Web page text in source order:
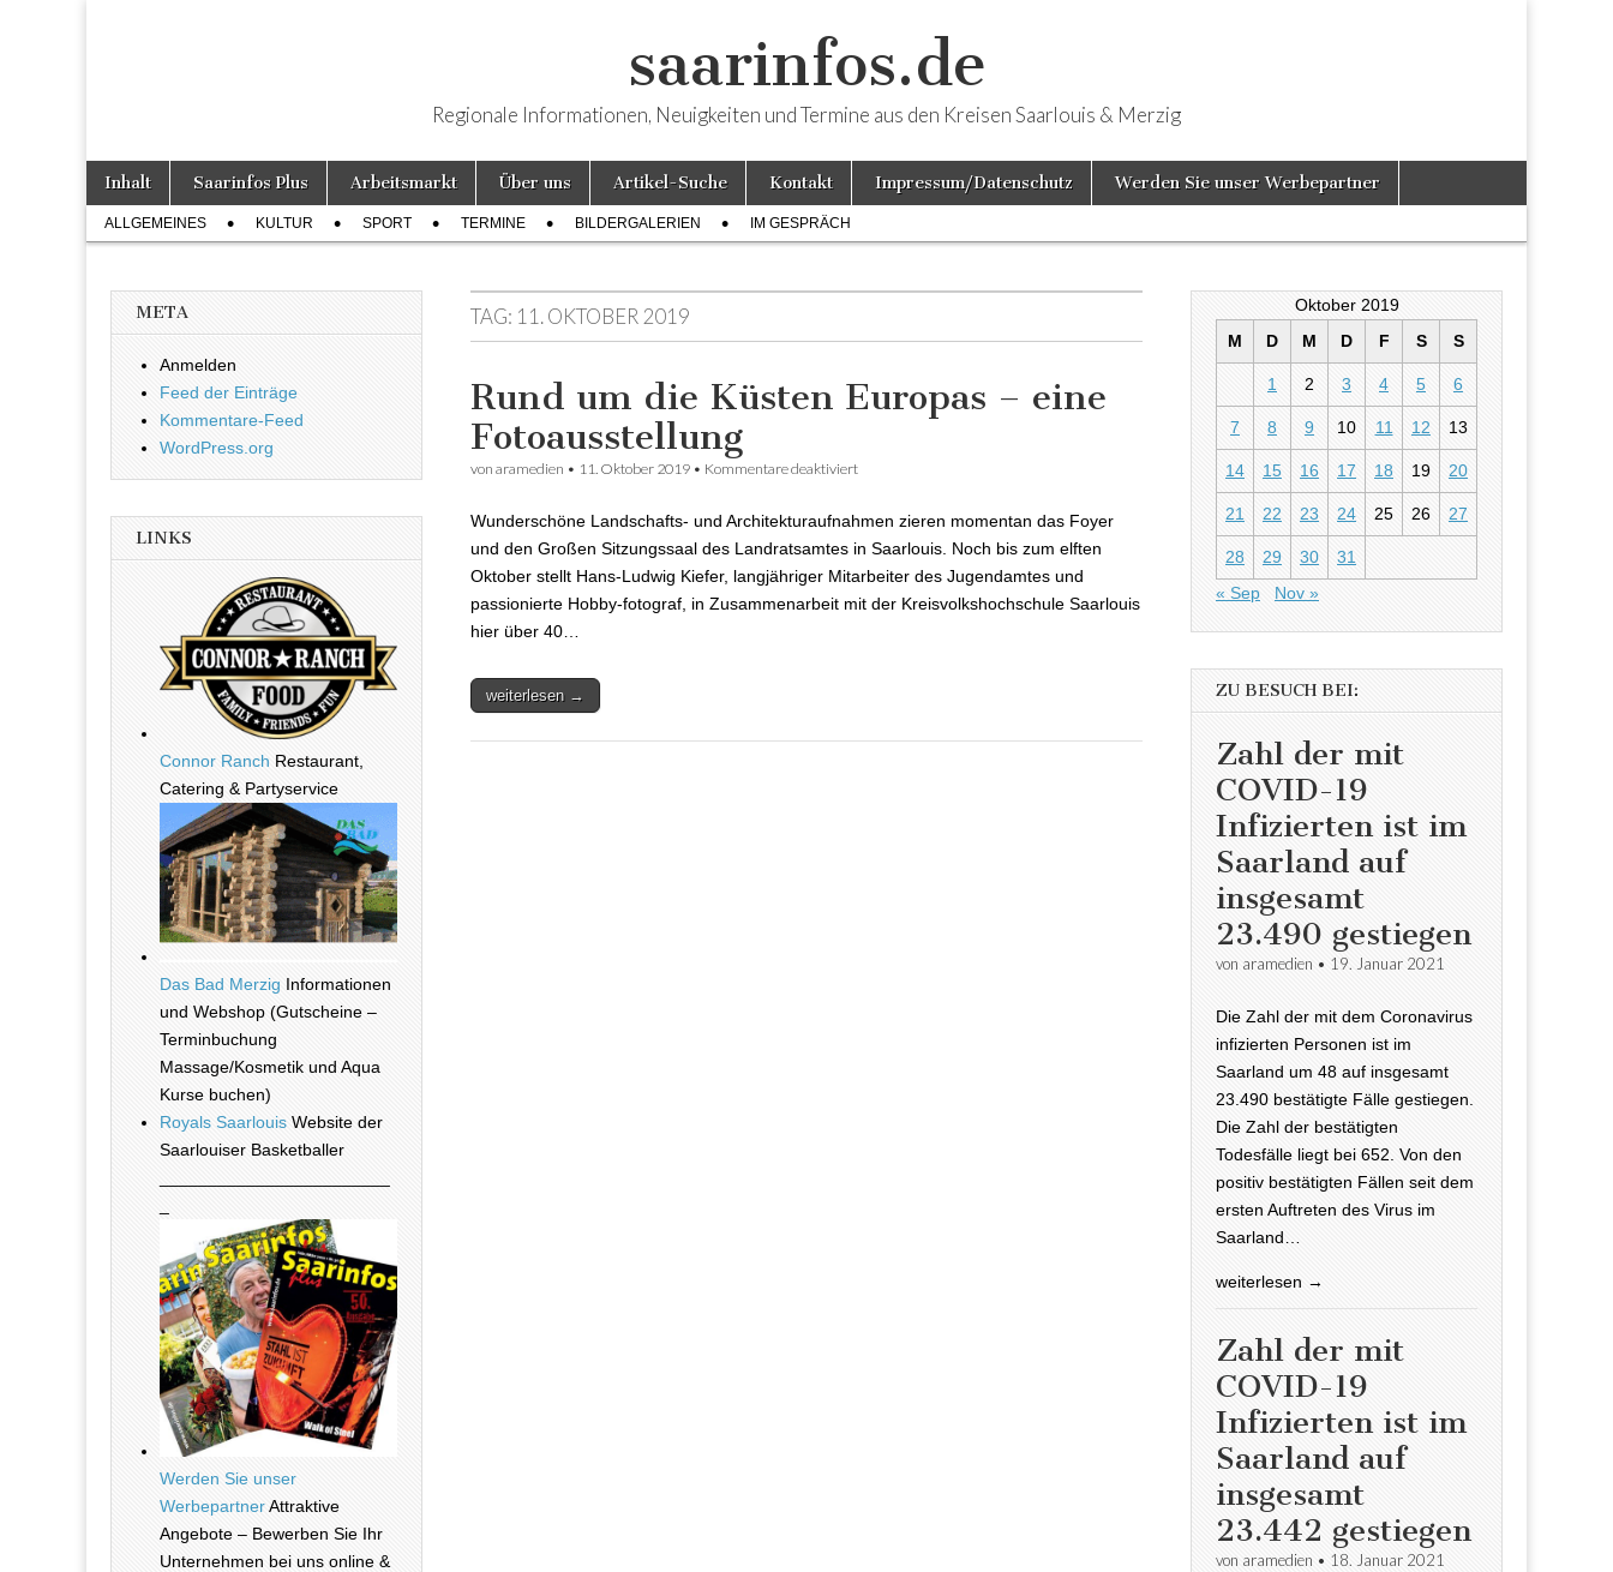
saarinfos.de
Regionale Informationen, Neuigkeiten und Termine aus den Kreisen Saarlouis & Merzig
Hauptmenü
Weiter zum Inhalt
Inhalt Saarinfos Plus Arbeitsmarkt Über uns Artikel-Suche Kontakt Impressum/Datenschutz Werden Sie unser Werbepartner
Untermenü
ALLGEMEINES KULTUR SPORT TERMINE BILDERGALERIEN IM GESPRÄCH
TAG: 11. OKTOBER 2019
Rund um die Küsten Europas – eine
Fotoausstellung
von aramedien • 11. Oktober 2019 • Kommentare deaktiviert
Wunderschöne Landschafts- und Architekturaufnahmen zieren momentan das Foyer
und den Großen Sitzungssaal des Landratsamtes in Saarlouis. Noch bis zum elften
Oktober stellt Hans-Ludwig Kiefer, langjähriger Mitarbeiter des Jugendamtes und
passionierte Hobby-fotograf, in Zusammenarbeit mit der Kreisvolkshochschule Saarlouis
hier über 40…
weiterlesen →
META
Anmelden
Feed der Einträge
Kommentare-Feed
WordPress.org
LINKS
Connor Ranch Restaurant,
Catering & Partyservice
Das Bad Merzig Informationen
und Webshop (Gutscheine –
Terminbuchung
Massage/Kosmetik und Aqua
Kurse buchen)
Royals Saarlouis Website der
Saarlouiser Basketballer
Werden Sie unser
WerbepartnerAttraktive
Angebote – Bewerben Sie Ihr
Unternehmen bei uns online &
Oktober 2019
M
D M D F S S
1 2 3 4 5 6
7 8 9 10 11 12 13
14 15 16 17 18 19 20
21 22 23 24 25 26 27
28 29 30
31
« Sep
Nov »
ZU BESUCH BEI:
Zahl der mit
COVID-19
Infizierten ist im
Saarland auf
insgesamt
23.490 gestiegen
von aramedien • 19. Januar 2021
Die Zahl der mit dem Coronavirus
infizierten Personen ist im
Saarland um 48 auf insgesamt
23.490 bestätigte Fälle gestiegen.
Die Zahl der bestätigten
Todesfälle liegt bei 652. Von den
positiv bestätigten Fällen seit dem
ersten Auftreten des Virus im
Saarland…
weiterlesen →
Zahl der mit
COVID-19
Infizierten ist im
Saarland auf
insgesamt
23.442 gestiegen
von aramedien • 18. Januar 2021